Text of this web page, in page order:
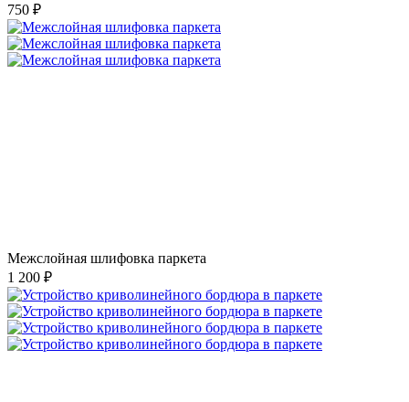
750 ₽
Межслойная шлифовка паркета
1 200 ₽